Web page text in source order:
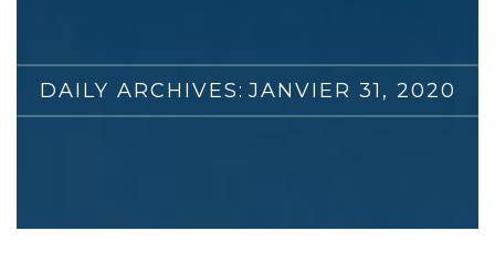
DAILY ARCHIVES: JANVIER 31, 2020